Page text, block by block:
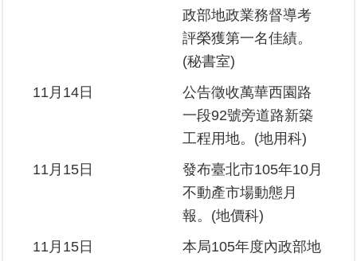
政部地政業務督導考
評榮獲第一名佳績。
(秘書室)
11月14日
公告徵收萬華西園路
一段92號旁道路新築
工程用地。(地用科)
11月15日
發布臺北市105年10月
不動產市場動態月
報。(地價科)
11月15日
本局105年度內政部地